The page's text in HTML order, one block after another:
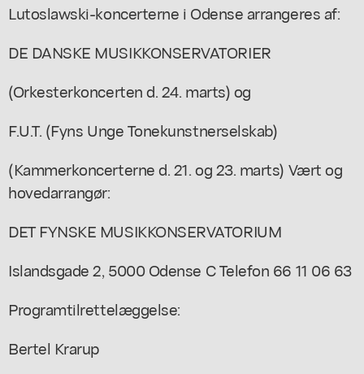
Lutoslawski-koncerterne i Odense arrangeres af:
DE DANSKE MUSIKKONSERVATORIER
(Orkesterkoncerten d. 24. marts) og
F.U.T. (Fyns Unge Tonekunstnerselskab)
(Kammerkoncerterne d. 21. og 23. marts) Vært og
hovedarrangør:
DET FYNSKE MUSIKKONSERVATORIUM
Islandsgade 2, 5000 Odense C Telefon 66 11 06 63
Programtilrettelæggelse:
Bertel Krarup